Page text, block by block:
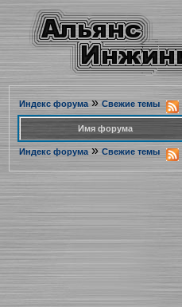
Индекс форума» Свежие темы
Имя форума
Индекс форума » Свежие темы